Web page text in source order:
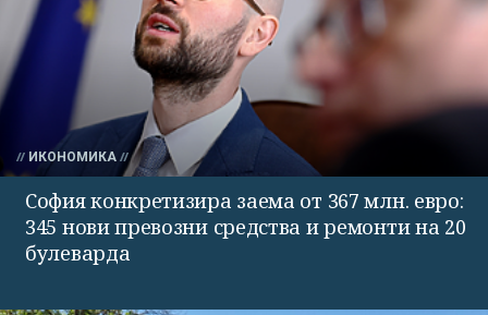
ИКОНОМИКА
София конкретизира заема от 367 млн. евро:
345 нови превозни средства и ремонти на 20
булеварда